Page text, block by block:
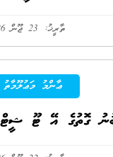
ތާރީޚު: 23 ޖޫން 2026
ޢާންމު މަޢުލޫމާތު
ގޮތުގެ އޭ ޓޫ ޝީޓް